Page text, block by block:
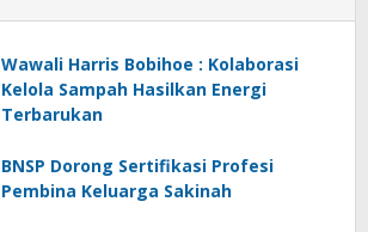
Wawali Harris Bobihoe : Kolaborasi
Kelola Sampah Hasilkan Energi
Terbarukan
BNSP Dorong Sertifikasi Profesi
Pembina Keluarga Sakinah